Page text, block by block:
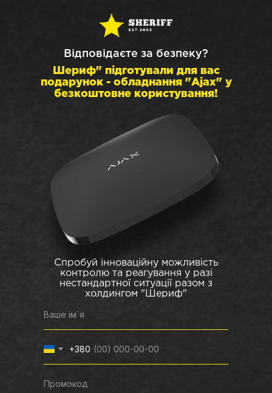
Шериф" підготували для вас
подарунок - обладнання "Ajax" у
безкоштовне користування!
Відповідаєте за безпеку?
+380
Спробуй інноваційну можливість
контролю та реагування у разі
нестандартної ситуації разом з
холдингом "Шериф"